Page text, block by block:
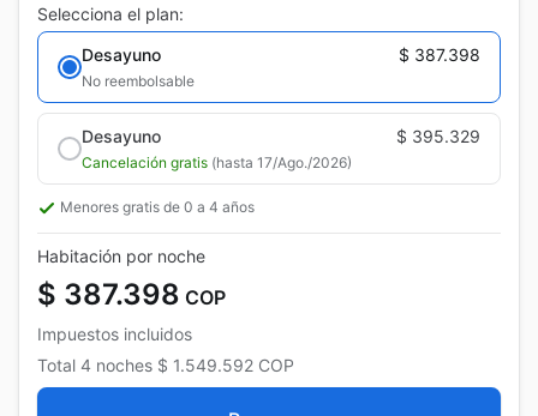
Selecciona el plan:
Desayuno
$ 387.398
No reembolsable
Desayuno $ 395.329
Cancelación gratis (hasta 17/Ago./2026)
Menores gratis de 0 a 4 años
Habitación por noche
$ 387.398 COP
Impuestos incluidos
Total 4 noches $ 1.549.592 COP